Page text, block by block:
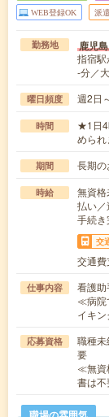
WEB登録OK 派遣
勤務地 鹿児
指宿
-分／
曜日頻度 週2日
時間
★1日4
めら
期間 長期
時給
無資
払い
手続き
交
交通
仕事内容
看護助
≪病院
イキ
応募資格
職種未
要
≪無資
書は